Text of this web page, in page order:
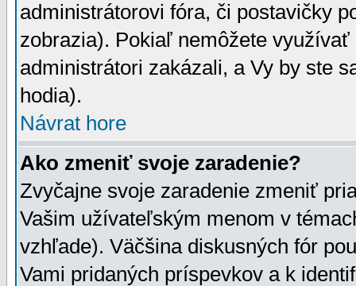
administrátorovi fóra, či postavičky
zobrazia). Pokiaľ nemôžete
administrátori zakázali, a Vy by ste
hodia).
Návrat hore
Ako zmeniť svoje zaradenie?
Zvyčajne svoje zaradenie zmeniť
Vašim užívateľským menom v
vzhľade). Väčšina diskusných fór
Vami pridaných príspevkov a k